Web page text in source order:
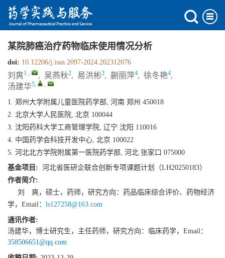
某院肺癌治疗药物临床使用情况分析
doi: 10.12206/j.issn.2097-2024.202312076
刘爽1 , , 吴燕秋2, 易洪彬3, 蒯丽萍4, 徐冬艳4,
汤建华5, ,
1. 郑州大学附属儿童医院药学部, 河南 郑州 450018
2. 北京大学人民医院, 北京 100044
3. 沈阳药科大学工商管理学院, 辽宁 沈阳 110016
4. 中国药学会科技开发中心, 北京 100022
5. 河北北方学院附属第一医院药学部, 河北 张家口 075000
基金项目: 河北省医研企联合创新专项课题计划（LH20250183）
作者简介:
刘 爽，硕士，药师，研究方向：药品临床综合评价、药物经济
学，Email： ls127258@163.com
通讯作者:
汤建华，博士研究生，主任药师，研究方向：临床药学，Email：
358506651@qq.com